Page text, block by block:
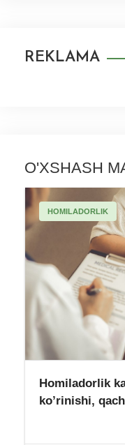
REKLAMA
O'XSHASH
HOMILADORLIK
Homiladorlik
ko’rinishi,